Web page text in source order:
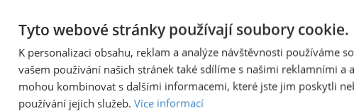
Tyto webové stránky používají soubory cookie.
K personalizaci obsahu, reklam a analýze návštěvnosti používáme
vašem používání našich stránek také sdílíme s našimi reklamními a
mohou kombinovat s dalšími informacemi, které jste jim poskytli
používání jejich služeb. Více informací